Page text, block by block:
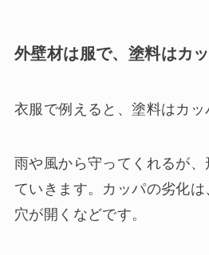
外壁材は服で、塗料はカ
衣服で例えると、塗料はカッ
雨や風から守ってくれるが
ていきます。カッパの劣化は
穴が開くなどです。